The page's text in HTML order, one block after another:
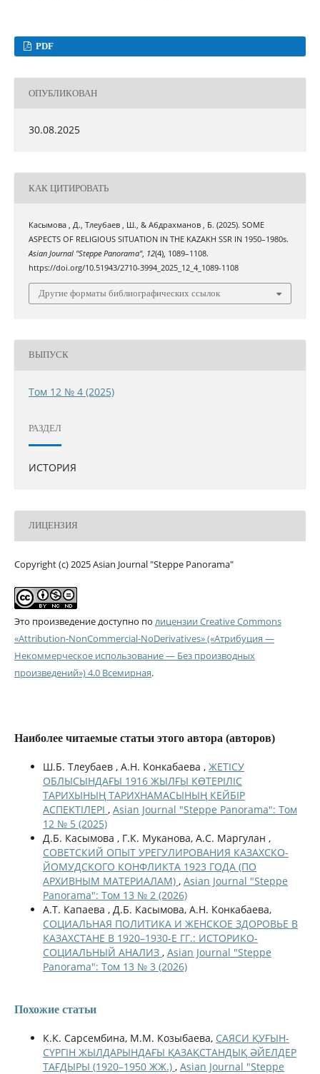
PDF
ОПУБЛИКОВАН
30.08.2025
КАК ЦИТИРОВАТЬ
Касымова , Д., Тлеубаев , Ш., & Абдрахманов , Б. (2025). SOME
ASPECTS OF RELIGIOUS SITUATION IN THE KAZAKH SSR IN 1950–1980s.
Asian Journal "Steppe Panorama", 12(4), 1089–1108.
https://doi.org/10.51943/2710-3994_2025_12_4_1089-1108
Другие форматы библиографических ссылок
ВЫПУСК
Том 12 № 4 (2025)
РАЗДЕЛ
ИСТОРИЯ
ЛИЦЕНЗИЯ
Copyright (c) 2025 Asian Journal "Steppe Panorama"
Это произведение доступно по лицензии Creative Commons
«Attribution-NonCommercial-NoDerivatives» («Атрибуция —
Некоммерческое использование — Без производных
произведений») 4.0 Всемирная.
Наиболее читаемые статьи этого автора (авторов)
Ш.Б. Тлеубаев , А.Н. Конкабаева , ЖЕТІСУ
ОБЛЫСЫНДАҒЫ 1916 ЖЫЛҒЫ КӨТЕРІЛІС
ТАРИХЫНЫҢ ТАРИХНАМАСЫНЫҢ КЕЙБІР
АСПЕКТІЛЕРІ , Asian Journal "Steppe Panorama": Том
12 № 5 (2025)
Д.Б. Касымова , Г.К. Муканова, А.С. Маргулан ,
СОВЕТСКИЙ ОПЫТ УРЕГУЛИРОВАНИЯ КАЗАХСКО-
ЙОМУДСКОГО КОНФЛИКТА 1923 ГОДА (ПО
АРХИВНЫМ МАТЕРИАЛАМ) , Asian Journal "Steppe
Panorama": Том 13 № 2 (2026)
А.Т. Капаева , Д.Б. Касымова, А.Н. Конкабаева,
СОЦИАЛЬНАЯ ПОЛИТИКА И ЖЕНСКОЕ ЗДОРОВЬЕ В
КАЗАХСТАНЕ В 1920–1930-Е ГГ.: ИСТОРИКО-
СОЦИАЛЬНЫЙ АНАЛИЗ , Asian Journal "Steppe
Panorama": Том 13 № 3 (2026)
Похожие статьи
К.К. Сарсембина, М.М. Козыбаева, САЯСИ ҚУҒЫН-
СҮРГІН ЖЫЛДАРЫНДАҒЫ ҚАЗАҚСТАНДЫҚ ӘЙЕЛДЕР
ТАҒДЫРЫ (1920–1950 ЖЖ.) , Asian Journal "Steppe